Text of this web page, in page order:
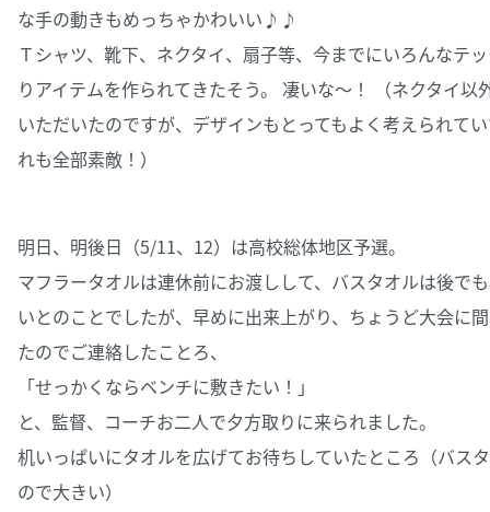
な手の動きもめっちゃかわいい♪♪
Ｔシャツ、靴下、ネクタイ、扇子等、今までにいろんなテ
りアイテムを作られてきたそう。 凄いな～！ （ネクタイ以
いただいたのですが、デザインもとってもよく考えられて
れも全部素敵！）
明日、明後日（5/11、12）は高校総体地区予選。
マフラータオルは連休前にお渡しして、バスタオルは後で
いとのことでしたが、早めに出来上がり、ちょうど大会に
たのでご連絡したことろ、
「せっかくならベンチに敷きたい！」
と、監督、コーチお二人で夕方取りに来られました。
机いっぱいにタオルを広げてお待ちしていたところ（バス
ので大きい）